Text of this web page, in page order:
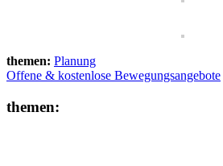
themen: Planung
Offene & kostenlose Bewegungsangebote
themen: